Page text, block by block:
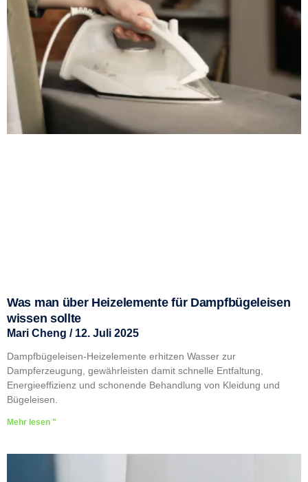
Was man über Heizelemente für Dampfbügeleisen
wissen sollte
Mari Cheng 12. Juli 2025
Dampfbügeleisen-Heizelemente erhitzen Wasser zur
Dampferzeugung, gewährleisten damit schnelle Entfaltung,
Energieeffizienz und schonende Behandlung von Kleidung und
Bügeleisen.
Mehr lesen "